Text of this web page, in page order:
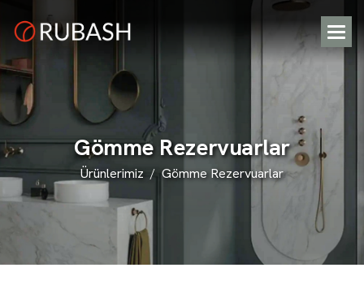
Gömme Rezervuarlar
Ürünlerimiz Gömme Rezervuarlar